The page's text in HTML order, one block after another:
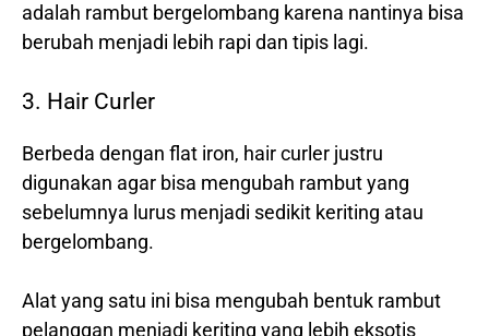
adalah rambut bergelombang karena nantinya bisa
berubah menjadi lebih rapi dan tipis lagi.
3. Hair Curler
Berbeda dengan flat iron, hair curler justru
digunakan agar bisa mengubah rambut yang
sebelumnya lurus menjadi sedikit keriting atau
bergelombang.
Alat yang satu ini bisa mengubah bentuk rambut
pelanggan menjadi keriting yang lebih eksotis